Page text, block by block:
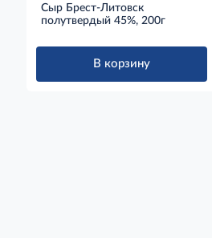
Сыр Брест-Литовск
полутвердый 45%, 200г
В корзину